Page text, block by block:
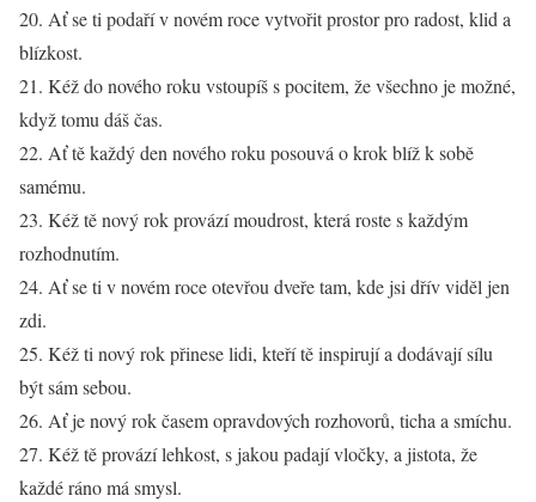
20. Ať se ti podaří v novém roce vytvořit prostor pro radost, klid a
blízkost.
21. Kéž do nového roku vstoupíš s pocitem, že všechno je možné,
když tomu dáš čas.
22. Ať tě každý den nového roku posouvá o krok blíž k sobě
samému.
23. Kéž tě nový rok provází moudrost, která roste s každým
rozhodnutím.
24. Ať se ti v novém roce otevřou dveře tam, kde jsi dřív viděl jen
zdi.
25. Kéž ti nový rok přinese lidi, kteří tě inspirují a dodávají sílu
být sám sebou.
26. Ať je nový rok časem opravdových rozhovorů, ticha a smíchu.
27. Kéž tě provází lehkost, s jakou padají vločky, a jistota, že
každé ráno má smysl.